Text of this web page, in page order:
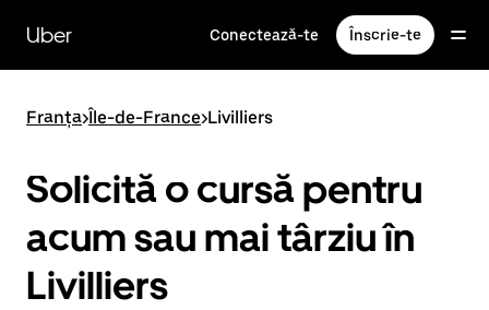
direct
conținutul
principal
Uber Conectează-te Înscrie-te
Franța>Île-de-France>Livilliers
Solicită o cursă pentru
acum sau mai târziu în
Livilliers